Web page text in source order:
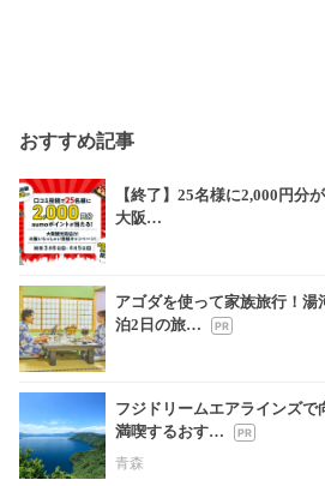
おすすめ記事
【終了】25名様に2,000円分
大阪…
アゴダを使って家族旅行！湯
泊2日の旅…
フジドリームエアラインズ
満喫するおす…
青森